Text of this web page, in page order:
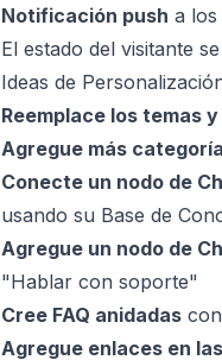
Notificación push a los
El estado del visitante
Ideas de
Reemplace los temas
Agregue más
Conecte un nodo de
usando su Base de
Agregue un nodo de
"Hablar con soporte"
Cree FAQ anidadas
Agregue enlaces en